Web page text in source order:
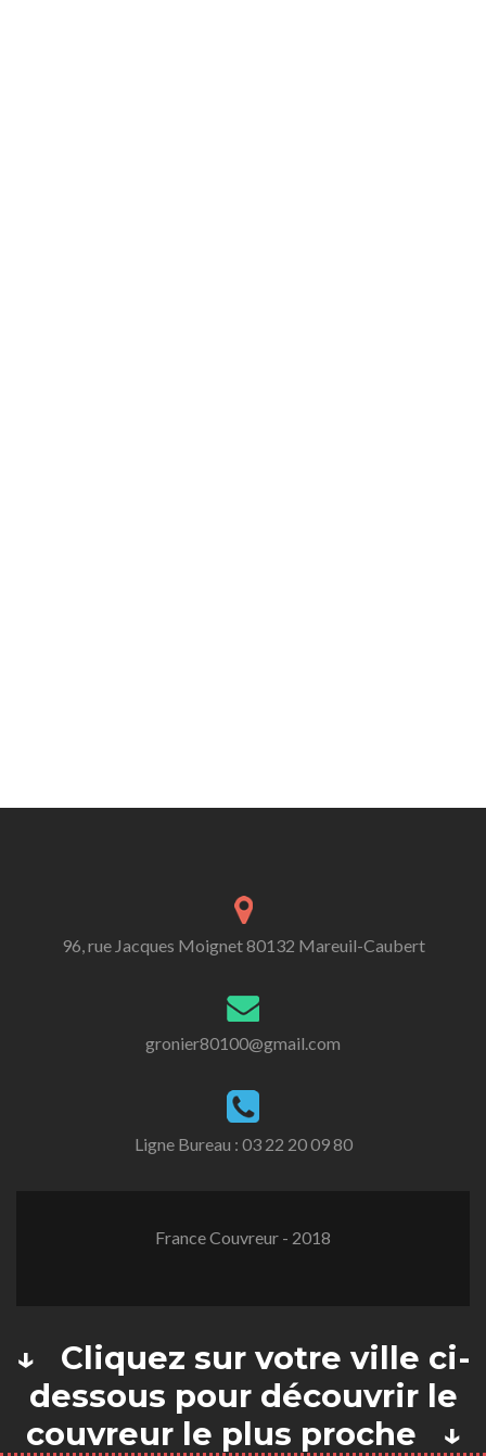
96, rue Jacques Moignet 80132 Mareuil-Caubert
gronier80100@gmail.com
Ligne Bureau : 03 22 20 09 80
France Couvreur - 2018
↓ Cliquez sur votre ville ci-
dessous pour découvrir le
couvreur le plus proche ↓